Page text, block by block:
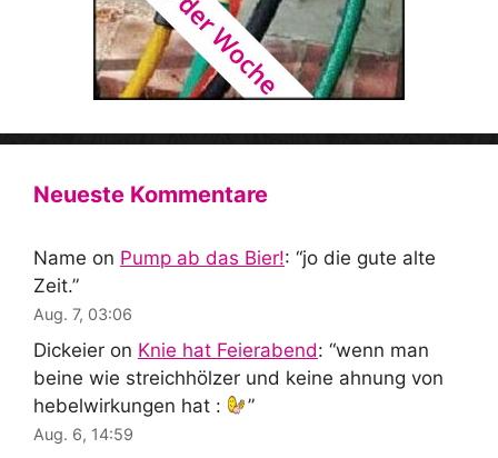
Neueste Kommentare
Name on Pump ab das Bier!: “jo die gute alte
Zeit.”
Aug. 7, 03:06
Dickeier on Knie hat Feierabend: “wenn man
beine wie streichhölzer und keine ahnung von
hebelwirkungen hat :
”
Aug. 6, 14:59